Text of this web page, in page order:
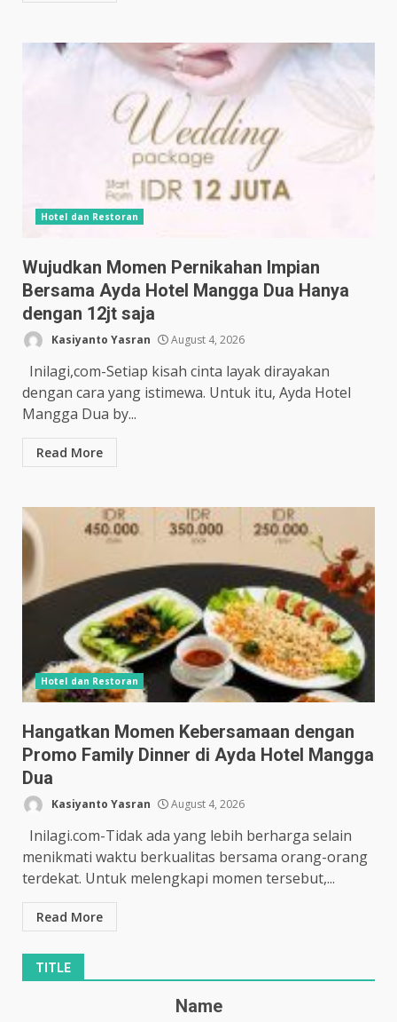
Hotel dan Restoran
Wujudkan Momen Pernikahan Impian
Bersama Ayda Hotel Mangga Dua Hanya
dengan 12jt saja
Kasiyanto Yasran August 4, 2026
Inilagi,com-Setiap kisah cinta layak dirayakan
dengan cara yang istimewa. Untuk itu, Ayda Hotel
Mangga Dua by...
Read More
Hotel dan Restoran
Hangatkan Momen Kebersamaan dengan
Promo Family Dinner di Ayda Hotel Mangga
Dua
Kasiyanto Yasran August 4, 2026
Inilagi.com-Tidak ada yang lebih berharga selain
menikmati waktu berkualitas bersama orang-orang
terdekat. Untuk melengkapi momen tersebut,...
Read More
TITLE
Name